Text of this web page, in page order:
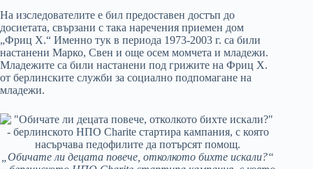
На изследователите е бил предоставен достъп до
досиетата, свързани с така наречения приемен дом
„Фриц Х.“ Именно тук в периода 1973-2003 г. са били
настанени Марко, Свен и още осем момчета и младежи.
Младежите са били настанени под грижите на Фриц Х.
от берлинските служби за социално подпомагане на
младежи.
„Обичате ли децата повече, отколкото бихте искали?“